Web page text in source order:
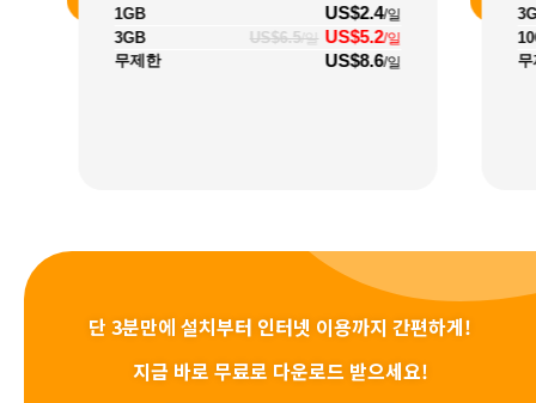
1GB US$2.4/일
3GB US$6.5/일 US$5.2/일
무제한 US$8.6/일
단 3분만에 설치부터 인터넷 이용까지 간편하게!
지금 바로 무료로 다운로드 받으세요!